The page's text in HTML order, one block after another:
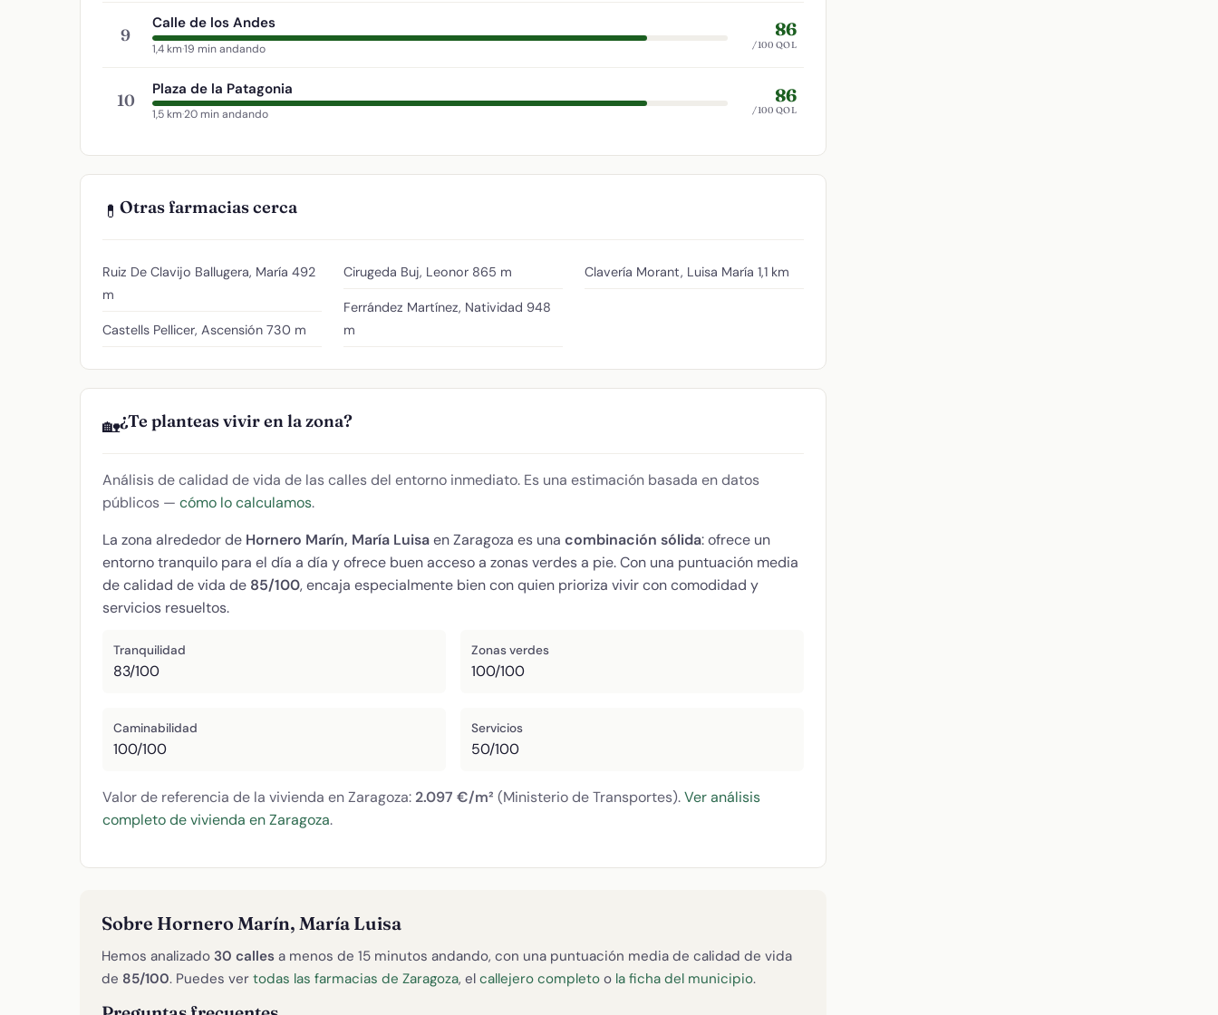
9
Calle de los Andes
1,4 km·19 min andando
86
/100 QOL
10
Plaza de la Patagonia
1,5 km·20 min andando
86
/100 QOL
💊 Otras farmacias cerca
Ruiz De Clavijo Ballugera, María 492
m
Castells Pellicer, Ascensión 730 m
Cirugeda Buj, Leonor 865 m
Ferrández Martínez, Natividad 948
m
Clavería Morant, Luisa María 1,1 km
🏡¿Te planteas vivir en la zona?
Análisis de calidad de vida de las calles del entorno inmediato. Es una estimación basada en datos
públicos — cómo lo calculamos.
La zona alrededor de Hornero Marín, María Luisaen Zaragoza es una combinación sólida: ofrece un
entorno tranquilo para el día a día y ofrece buen acceso a zonas verdes a pie. Con una puntuación media
de calidad de vida de 85/100, encaja especialmente bien con quien prioriza vivir con comodidad y
servicios resueltos.
Tranquilidad
83/100
Zonas verdes
100/100
Caminabilidad
100/100
Servicios
50/100
Valor de referencia de la vivienda en Zaragoza: 2.097 €/m² (Ministerio de Transportes).Ver análisis
completo de vivienda en Zaragoza.
Sobre Hornero Marín, María Luisa
Hemos analizado 30 calles a menos de 15 minutos andando, con una puntuación media de calidad de vida
de 85/100. Puedes ver todas las farmacias de Zaragoza, el callejero completo o la ficha del municipio.